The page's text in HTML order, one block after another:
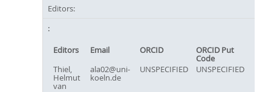
Editors:
Editors Email ORCID ORCID Put
Code
Thiel,
Helmut
van
ala02@uni-
koeln.de
UNSPECIFIED UNSPECIFIED